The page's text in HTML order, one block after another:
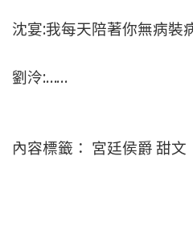
沈宴:我每天陪著你無病裝
劉泠:……
內容標籤： 宮廷侯爵 甜文